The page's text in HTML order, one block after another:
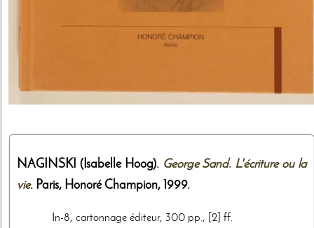
NAGINSKI (Isabelle Hoog). George Sand. L'écriture ou la
vie. Paris, Honoré Champion, 1999.
In-8, cartonnage éditeur, 300 pp., [2] ff.